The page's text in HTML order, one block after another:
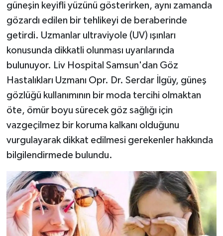
güneşin keyifli yüzünü gösterirken, aynı zamanda
gözardı edilen bir tehlikeyi de beraberinde
getirdi. Uzmanlar ultraviyole (UV) ışınları
konusunda dikkatli olunması uyarılarında
bulunuyor. Liv Hospital Samsun'dan Göz
Hastalıkları Uzmanı Opr. Dr. Serdar İlgüy, güneş
gözlüğü kullanımının bir moda tercihi olmaktan
öte, ömür boyu sürecek göz sağlığı için
vazgeçilmez bir koruma kalkanı olduğunu
vurgulayarak dikkat edilmesi gerekenler hakkında
bilgilendirmede bulundu.